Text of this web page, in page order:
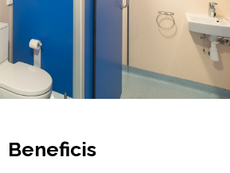
Beneficis